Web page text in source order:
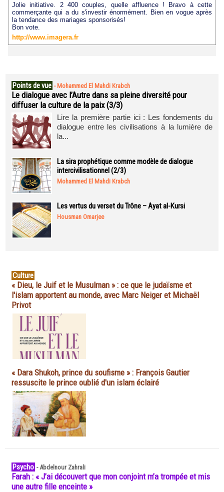
Jolie initiative. 2 400 couples, quelle affluence ! Bravo à cette
commerçante qui a du s'investir énormément. Bien en vogue après
la tendance des mariages sponsorisés!
Bon vote.
http://www.imagera.fr
Points de vue - Mohammed El Mahdi Krabch
Le dialogue avec l’Autre dans sa pleine diversité pour
diffuser la culture de la paix (3/3)
Lire la première partie ici : Les fondements du
dialogue entre les civilisations à la lumière de
la...
La sira prophétique comme modèle de dialogue
intercivilisationnel (2/3)
Mohammed El Mahdi Krabch
Les vertus du verset du Trône – Ayat al-Kursi
Housman Omarjee
Culture
« Dieu, le Juif et le Musulman » : ce que le judaïsme et
l'islam apportent au monde, avec Marc Neiger et Michaël
Privot
« Dara Shukoh, prince du soufisme » : François Gautier
ressuscite le prince oublié d'un islam éclairé
Psycho -Abdelnour Zahrali
Farah : « J’ai découvert que mon conjoint m’a trompée et mis
une autre fille enceinte »